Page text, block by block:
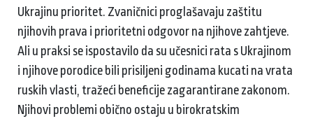
Ukrajinu prioritet. Zvaničnici proglašavaju zaštitu
njihovih prava i prioritetni odgovor na njihove zahtjeve.
Ali u praksi se ispostavilo da su učesnici rata s Ukrajinom
i njihove porodice bili prisiljeni godinama kucati na vrata
ruskih vlasti, tražeći beneficije zagarantirane zakonom.
Njihovi problemi obično ostaju u birokratskim